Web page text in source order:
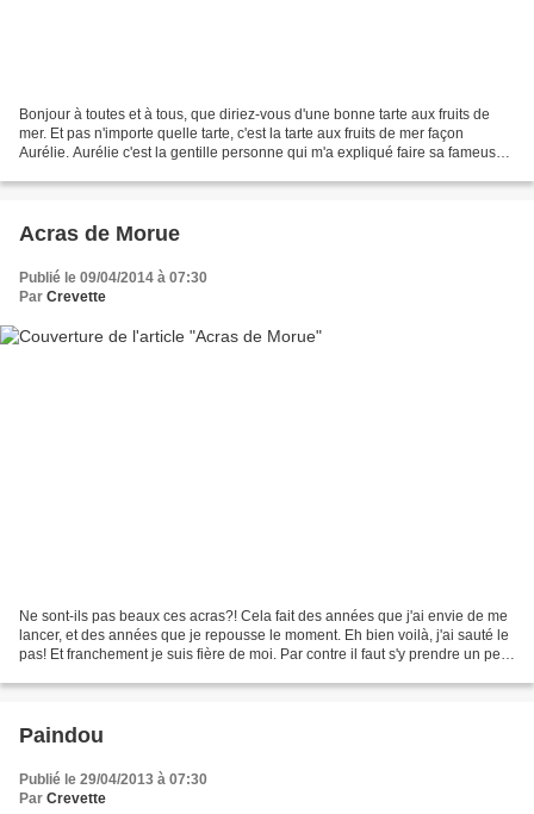
Bonjour à toutes et à tous, que diriez-vous d'une bonne tarte aux fruits de
mer. Et pas n'importe quelle tarte, c'est la tarte aux fruits de mer façon
Aurélie. Aurélie c'est la gentille personne qui m'a expliqué faire sa fameuse
Acras de Morue
Publié le 09/04/2014 à 07:30
Par Crevette
Ne sont-ils pas beaux ces acras?! Cela fait des années que j'ai envie de me
lancer, et des années que je repousse le moment. Eh bien voilà, j'ai sauté le
pas! Et franchement je suis fière de moi. Par contre il faut s'y prendre un peu
Paindou
Publié le 29/04/2013 à 07:30
Par Crevette